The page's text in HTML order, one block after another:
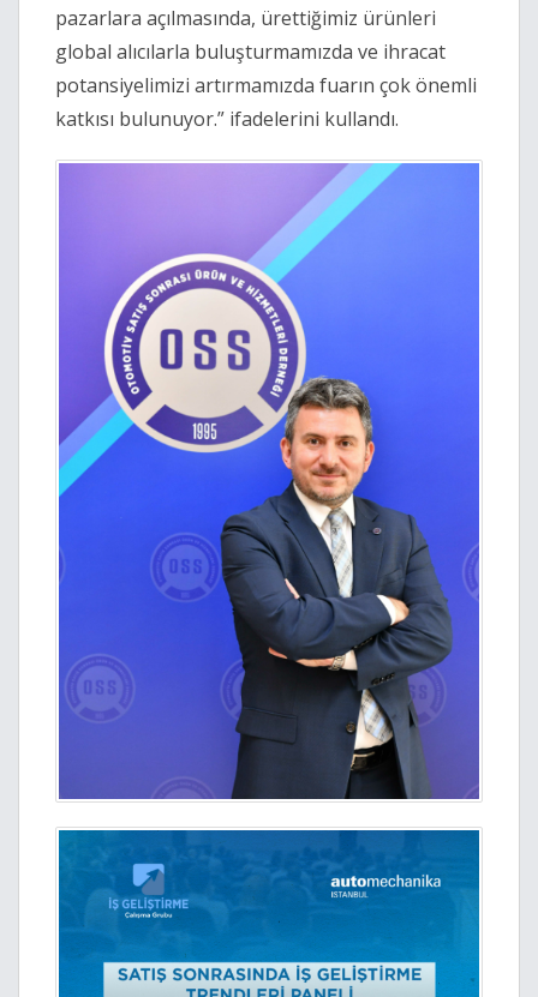
pazarlara açılmasında, ürettiğimiz ürünleri
global alıcılarla buluşturmamızda ve ihracat
potansiyelimizi artırmamızda fuarın çok önemli
katkısı bulunuyor.” ifadelerini kullandı.